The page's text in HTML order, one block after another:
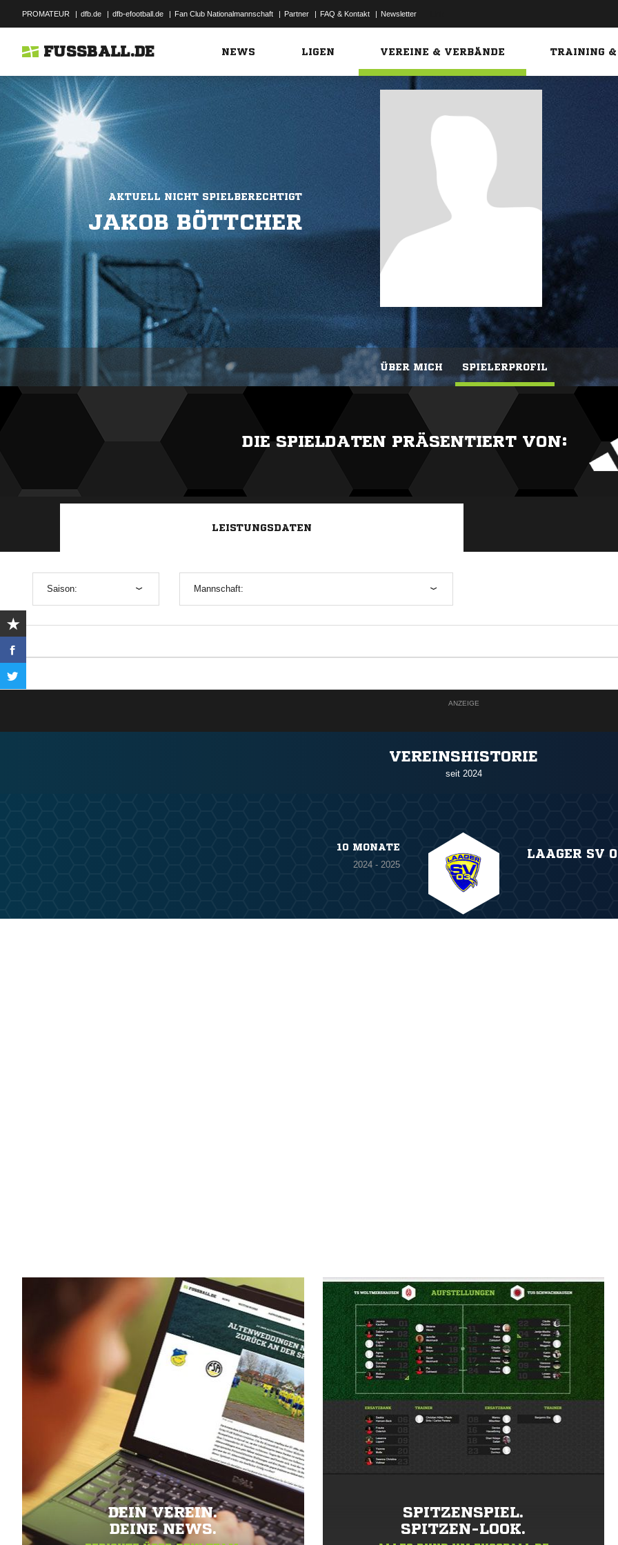
PROMATEUR | dfb.de | dfb-efootball.de | Fan Club Nationalmannschaft | Partner | FAQ & Kontakt | Newsletter
FUSSBALL.DE NEWS LIGEN VEREINE & VERBÄNDE TRAINING &
ÜBER MICH SPIELERPROFIL
AKTUELL NICHT SPIELBERECHTIGT
JAKOB BÖTTCHER
DIE SPIELDATEN PRÄSENTIERT VON:
LEISTUNGSDATEN
Saison: Mannschaft:
ANZEIGE
VEREINSHISTORIE
seit 2024
10 MONATE
2024 - 2025
LAAGER SV
DEIN VEREIN.
DEINE NEWS.
SPITZENSPIEL.
SPITZEN-LOOK.